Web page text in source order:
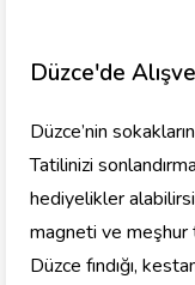
Düzce'de
Düzce’nin
Tatilinizi
hediyelikler
magneti ve meşhur
Düzce fındığı,